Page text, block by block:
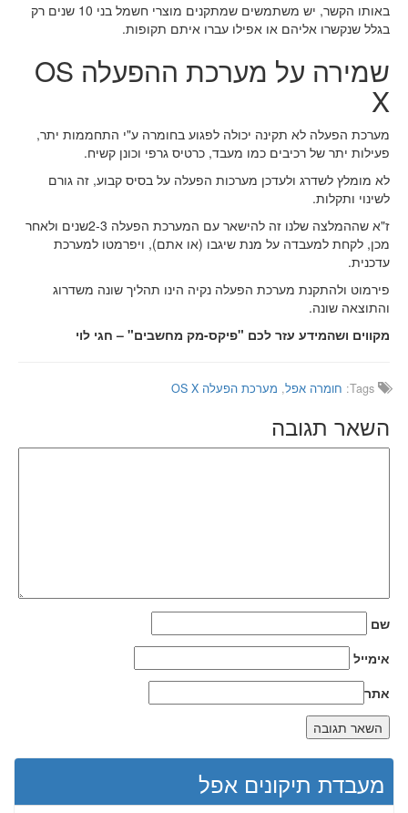
באותו הקשר, יש משתמשים שמתקנים מוצרי חשמל בני 10 שנים רק
בגלל שנקשרו אליהם או אפילו עברו איתם תקופות.
שמירה על מערכת ההפעלה OS
X
מערכת הפעלה לא תקינה יכולה לפגוע בחומרה ע"י התחממות יתר,
פעילות יתר של רכיבים כמו מעבד, כרטיס גרפי וכונן קשיח.
לא מומלץ לשדרג ולעדכן מערכות הפעלה על בסיס קבוע, זה גורם
לשינוי ותקלות.
ז"א שההמלצה שלנו זה להישאר עם המערכת הפעלה 2-3שנים ולאחר
מכן, לקחת למעבדה על מנת שיגבו (או אתם), ויפרמטו למערכת
עדכנית.
פירמוט ולהתקנת מערכת הפעלה נקיה הינו תהליך שונה משדרוג
והתוצאה שונה.
מקווים ושהמידע עזר לכם "פיקס-מק מחשבים" – חגי לוי
חומרה אפל, מערכת הפעלה OS X
השאר תגובה
שם
אימייל
אתר
מעבדת תיקונים אפל